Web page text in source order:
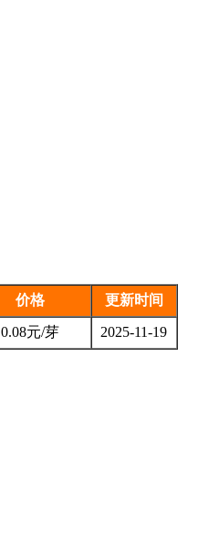
价格 更新时间
0.08元/芽
2025-11-19